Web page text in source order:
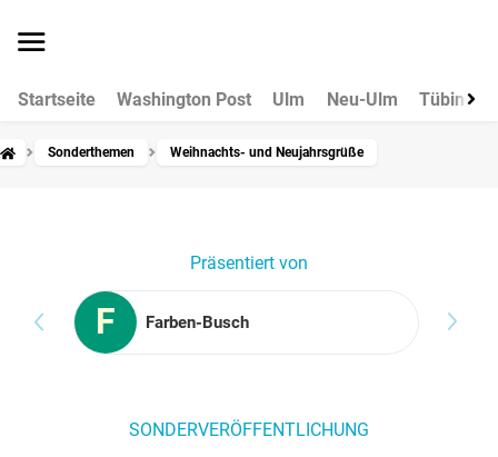
Startseite Washington Post Ulm Neu-Ulm Tübingen
Sonderthemen Weihnachts- und Neujahrsgrüße
Präsentiert von
F Farben-Busch
SONDERVERÖFFENTLICHUNG